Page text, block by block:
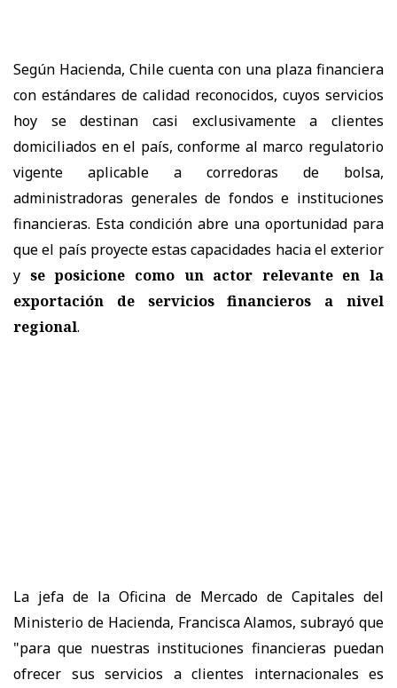
Según Hacienda, Chile cuenta con una plaza financiera
con estándares de calidad reconocidos, cuyos servicios
hoy se destinan casi exclusivamente a clientes
domiciliados en el país, conforme al marco regulatorio
vigente aplicable a corredoras de bolsa,
administradoras generales de fondos e instituciones
financieras. Esta condición abre una oportunidad para
que el país proyecte estas capacidades hacia el exterior
y se posicione como un actor relevante en la
exportación de servicios financieros a nivel
regional.
La jefa de la Oficina de Mercado de Capitales del
Ministerio de Hacienda, Francisca Alamos, subrayó que
"para que nuestras instituciones financieras puedan
ofrecer sus servicios a clientes internacionales es